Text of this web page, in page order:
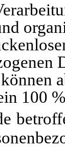
100